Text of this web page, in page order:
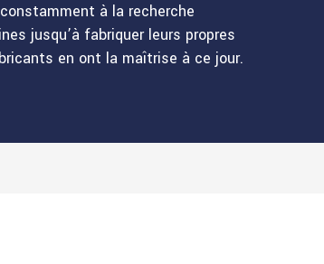
à la recherche
jusqu’à fabriquer leurs propres
en ont la maîtrise à ce jour.